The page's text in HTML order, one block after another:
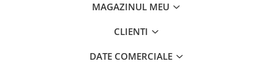
MAGAZINUL MEU
CLIENTI
DATE COMERCIALE